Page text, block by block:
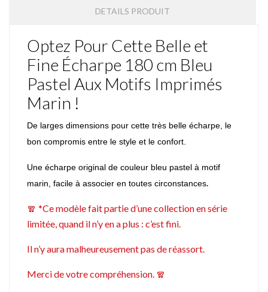
DETAILS PRODUIT
Optez Pour Cette Belle et
Fine Écharpe 180 cm Bleu
Pastel Aux Motifs Imprimés
Marin !
De larges dimensions pour cette très belle écharpe, le
bon compromis entre le style et le confort.
Une écharpe original de couleur bleu pastel à motif
marin, facile à associer en toutes circonstances
🧣 *Ce modèle fait partie d’une collection en série
limitée, quand il n’y en a plus : c’est fini.
Il n’y aura malheureusement pas de réassort.
Merci de votre compréhension. 🧣